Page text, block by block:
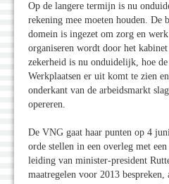
Op de langere termijn is nu
rekening mee moeten houden. De
domein is ingezet om zorg en
organiseren wordt door het
zekerheid is nu onduidelijk, hoe
Werkplaatsen er uit komt te zien
onderkant van de arbeidsmarkt
opereren.
De VNG gaat haar punten op 4
orde stellen in een overleg met
leiding van minister-president
maatregelen voor 2013 bespreken,